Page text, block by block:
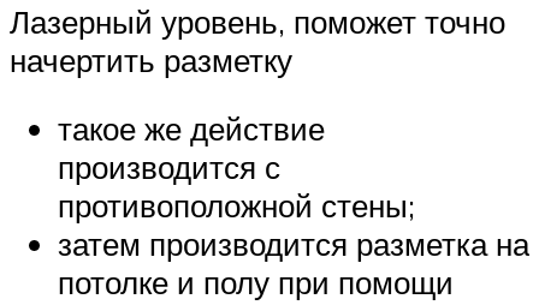
Лазерный уровень, поможет точно
начертить разметку
такое же действие
производится с
противоположной стены;
затем производится разметка на
потолке и полу при помощи